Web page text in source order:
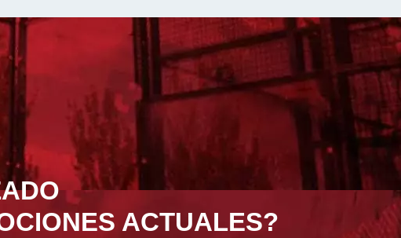
ACTUALES?